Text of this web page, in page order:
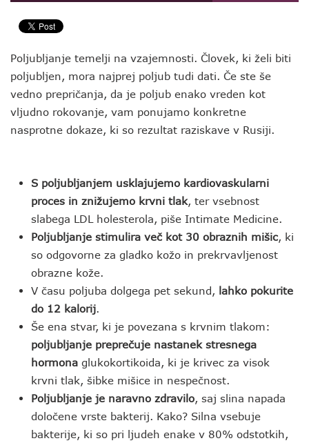
Poljubljanje temelji na vzajemnosti. Človek, ki želi biti
poljubljen, mora najprej poljub tudi dati. Če ste še
vedno prepričanja, da je poljub enako vreden kot
vljudno rokovanje, vam ponujamo konkretne
nasprotne dokaze, ki so rezultat raziskave v Rusiji.
S poljubljanjem usklajujemo kardiovaskularni
proces in znižujemo krvni tlak, ter vsebnost
slabega LDL holesterola, piše Intimate Medicine.
Poljubljanje stimulira več kot 30 obraznih mišic, ki
so odgovorne za gladko kožo in prekrvavljenost
obrazne kože.
V času poljuba dolgega pet sekund, lahko pokurite
do 12 kalorij.
Še ena stvar, ki je povezana s krvnim tlakom:
poljubljanje preprečuje nastanek stresnega
hormona glukokortikoida, ki je krivec za visok
krvni tlak, šibke mišice in nespečnost.
Poljubljanje je naravno zdravilo, saj slina napada
določene vrste bakterij. Kako? Silna vsebuje
bakterije, ki so pri ljudeh enake v 80% odstotkih,